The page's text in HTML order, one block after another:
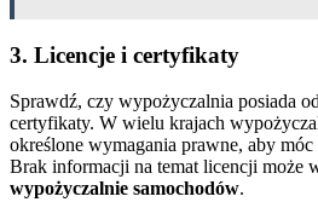
3. Licencje i certyfikaty
Sprawdź, czy wypożyczalnia posiada
certyfikaty. W wielu krajach
określone wymagania prawne, aby móc
Brak informacji na temat licencji może
wypożyczalnie samochodów.